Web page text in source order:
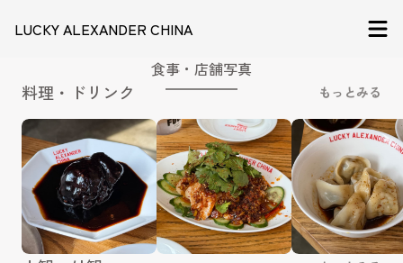
LUCKY ALEXANDER CHINA
食事・店舗写真
料理・ドリンク もっとみる